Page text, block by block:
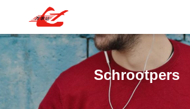
Schrootpers